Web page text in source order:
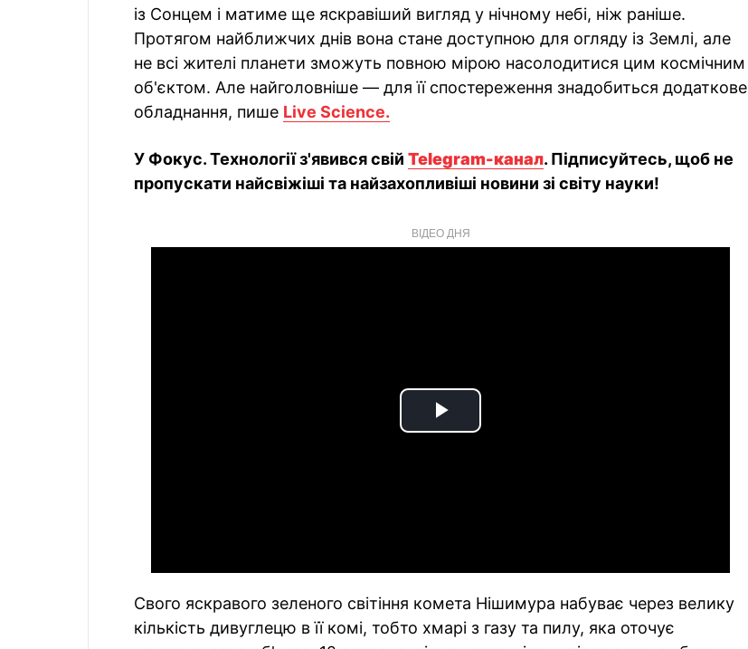
із Сонцем і матиме ще яскравіший вигляд у нічному небі, ніж раніше.
Протягом найближчих днів вона стане доступною для огляду із Землі, але
не всі жителі планети зможуть повною мірою насолодитися цим космічним
об'єктом. Але найголовніше — для її спостереження знадобиться додаткове
обладнання, пише Live Science.
У Фокус. Технології з'явився свій Telegram-канал. Підписуйтесь, щоб не
пропускати найсвіжіші та найзахопливіші новини зі світу науки!
ВІДЕО ДНЯ
Play
Свого яскравого зеленого світіння комета Нішимура набуває через велику
кількість дивуглецю в її комі, тобто хмарі з газу та пилу, яка оточує